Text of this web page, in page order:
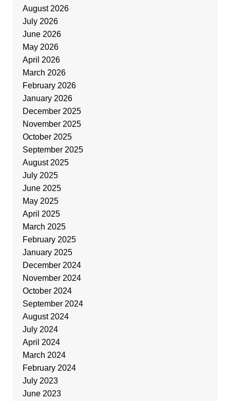
August 2026
July 2026
June 2026
May 2026
April 2026
March 2026
February 2026
January 2026
December 2025
November 2025
October 2025
September 2025
August 2025
July 2025
June 2025
May 2025
April 2025
March 2025
February 2025
January 2025
December 2024
November 2024
October 2024
September 2024
August 2024
July 2024
April 2024
March 2024
February 2024
July 2023
June 2023